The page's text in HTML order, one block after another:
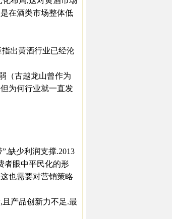
在酒类市场整体低
出黄酒行业已经沦
（古越龙山曾作为
为何行业就一直发
缺少利润支撑.2013
者眼中平民化的形
也需要对营销策略
产品创新力不足.最